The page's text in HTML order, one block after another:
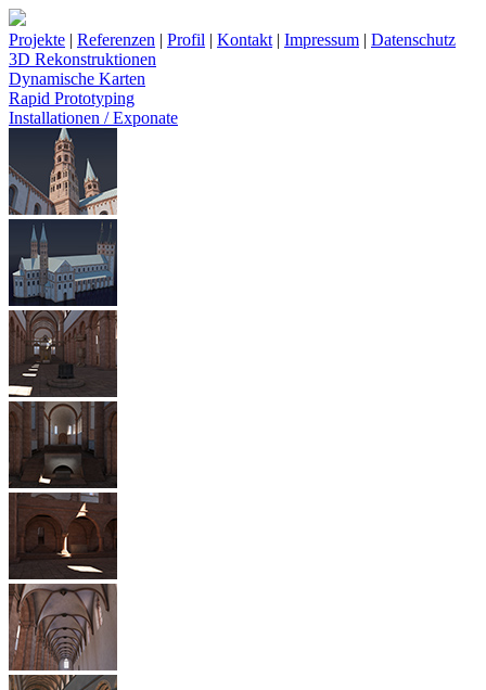
Projekte | Referenzen | Profil | Kontakt | Impressum | Datenschutz
3D Rekonstruktionen
Dynamische Karten
Rapid Prototyping
Installationen / Exponate